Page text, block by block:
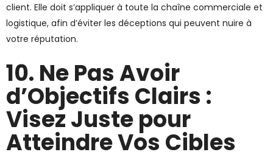
client. Elle doit s’appliquer à toute la chaîne commerciale et
logistique, afin d’éviter les déceptions qui peuvent nuire à
votre réputation.
10. Ne Pas Avoir
d’Objectifs Clairs :
Visez Juste pour
Atteindre Vos Cibles